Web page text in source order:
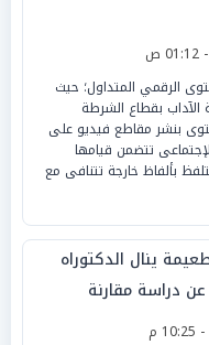
الرقمي المتداول؛ حيث
الآداب بقطاع الشرطة
بنشر مقاطع فيديو على
تتضمن قيامها
بألفاظ خارجة تتنافى مع
ينال الدكتوراه
دراسة مقارنة